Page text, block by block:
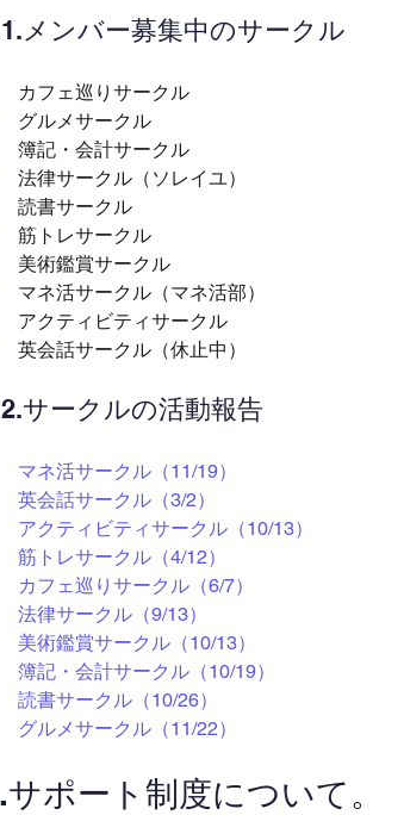
メンバー募集中のサークル
カフェ巡りサークル
グルメサークル
簿記・会計サークル
法律サークル（ソレイユ）
読書サークル
筋トレサークル
美術鑑賞サークル
マネ活サークル（マネ活部）
アクティビティサークル
英会話サークル（休止中）
サークルの活動報告
マネ活サークル（11/19）
英会話サークル（3/2）
アクティビティサークル（10/13）
筋トレサークル（4/12）
カフェ巡りサークル（6/7）
法律サークル（9/13）
美術鑑賞サークル（10/13）
簿記・会計サークル（10/19）
読書サークル（10/26）
グルメサークル（11/22）
ポート制度について。